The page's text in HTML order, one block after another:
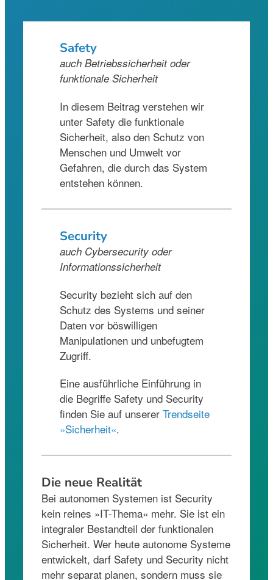
Safety
auch Betriebssicherheit oder
funktionale Sicherheit
In diesem Beitrag verstehen wir
unter Safety die funktionale
Sicherheit, also den Schutz von
Menschen und Umwelt vor
Gefahren, die durch das System
entstehen können.
Security
auch Cybersecurity oder
Informationssicherheit
Security bezieht sich auf den
Schutz des Systems und seiner
Daten vor böswilligen
Manipulationen und unbefugtem
Zugriff.
Eine ausführliche Einführung in
die Begriffe Safety und Security
finden Sie auf unserer Trendseite
»Sicherheit«.
Die neue Realität
Bei autonomen Systemen ist Security
kein reines »IT-Thema« mehr. Sie ist ein
integraler Bestandteil der funktionalen
Sicherheit. Wer heute autonome Systeme
entwickelt, darf Safety und Security nicht
mehr separat planen, sondern muss sie